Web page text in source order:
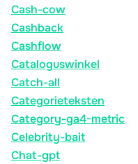
Cash-cow
Cashback
Cashflow
Cataloguswinkel
Catch-all
Categorieteksten
Category-ga4-metric
Celebrity-bait
Chat-gpt